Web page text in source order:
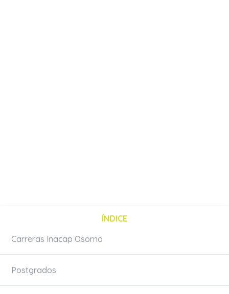
ÍNDICE
Carreras Inacap Osorno
Postgrados